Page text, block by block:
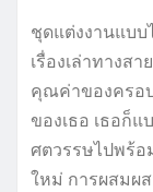
ชุดแต่งงานแบบ
เรื่องเล่าทาง
คุณค่าของครอบ
ของเธอ เธอก็
ศตวรรษไปพร้
ใหม่ การผสมผ